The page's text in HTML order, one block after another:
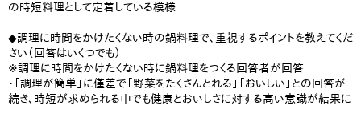
の時短料理として定着している模様
◆調理に時間をかけたくない時の鍋料理で、重視するポイントを教えてくだ
さい（回答はいくつでも）
※調理に時間をかけたくない時に鍋料理をつくる回答者が回答
・「調理が簡単」に僅差で「野菜をたくさんとれる」「おいしい」との回答が
続き、時短が求められる中でも健康とおいしさに対する高い意識が結果に